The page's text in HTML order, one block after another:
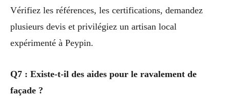
Vérifiez les références, les certifications, demandez
plusieurs devis et privilégiez un artisan local
expérimenté à Peypin.
Q7 : Existe-t-il des aides pour le ravalement de
façade ?